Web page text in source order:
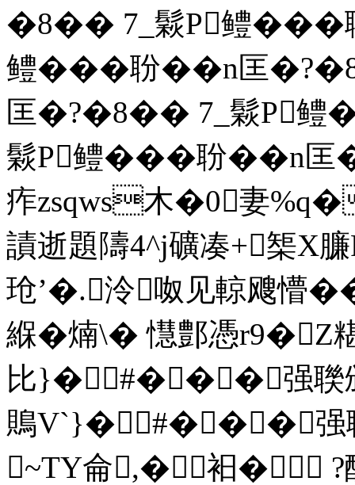
�8�� 7_鬏P鳢�
鳢� ��聁��n匡
匡�?�8�� 7_鬏P鳢
鬏P鳢� ��聁��n
痄zsqws木�0妻
謮逝題隯4^j礦凑+榘
玱’�.泠呶见輬飕懵
緥�煵\� 懳鄷憑r9�Z
比}� #���强聫
鵙V`}� #���强聫
~TY侖,�衵� ?